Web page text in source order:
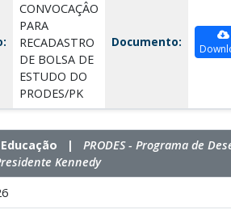
CONVOCAÇÂO
PARA
RECADASTRO
DE BOLSA DE
ESTUDO DO
PRODES/PK
Documento:
Educação | PRODES - Programa de
Kennedy